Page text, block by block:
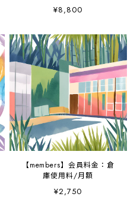
¥8,800
【members】会員料金：倉
庫使用料/月額
¥2,750